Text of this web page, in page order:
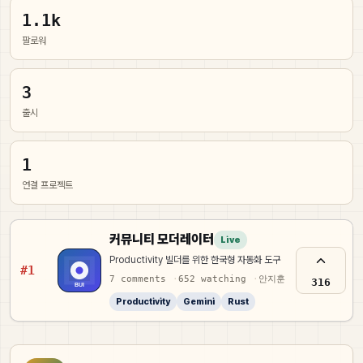
1.1k
팔로워
3
출시
1
연결 프로젝트
#1
커뮤니티 모더레이터 Live
Productivity 빌더를 위한 한국형 자동화 도구
7 comments 652 watching 안지훈
Productivity Gemini Rust
316